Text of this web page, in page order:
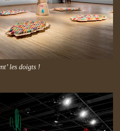
les doigts !